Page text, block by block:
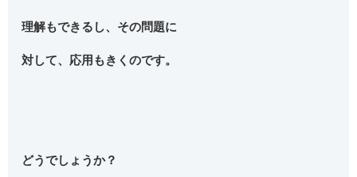
理解もできるし、その問題に
対して、応用もきくのです。
どうでしょうか？